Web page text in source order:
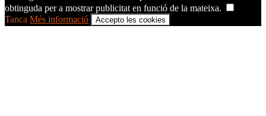
obtinguda per a mostrar publicitat en funció de la mateixa.
Tanca Més informació Accepto les cookies